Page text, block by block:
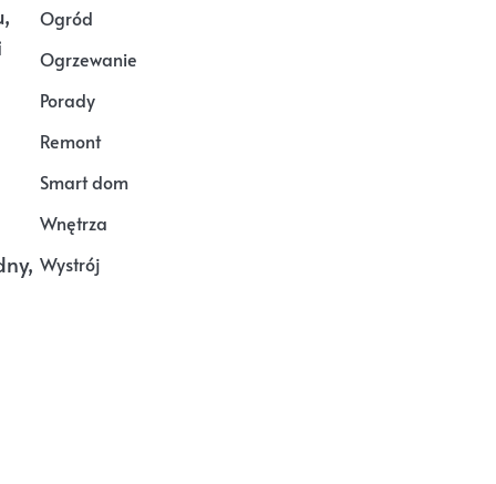
Ogród
Ogrzewanie
Porady
Remont
Smart dom
Wnętrza
Wystrój